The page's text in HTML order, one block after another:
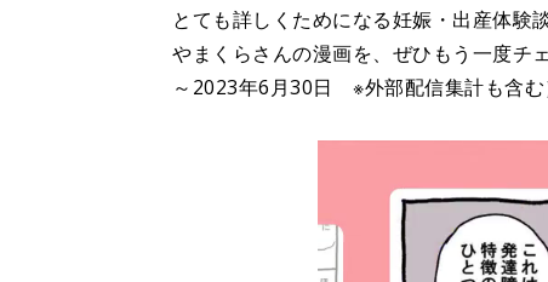
とても詳しくためになる妊娠・出産体験
やまくらさんの漫画を、ぜひもう一度チ
～2023年6月30日 ※外部配信集計も含む